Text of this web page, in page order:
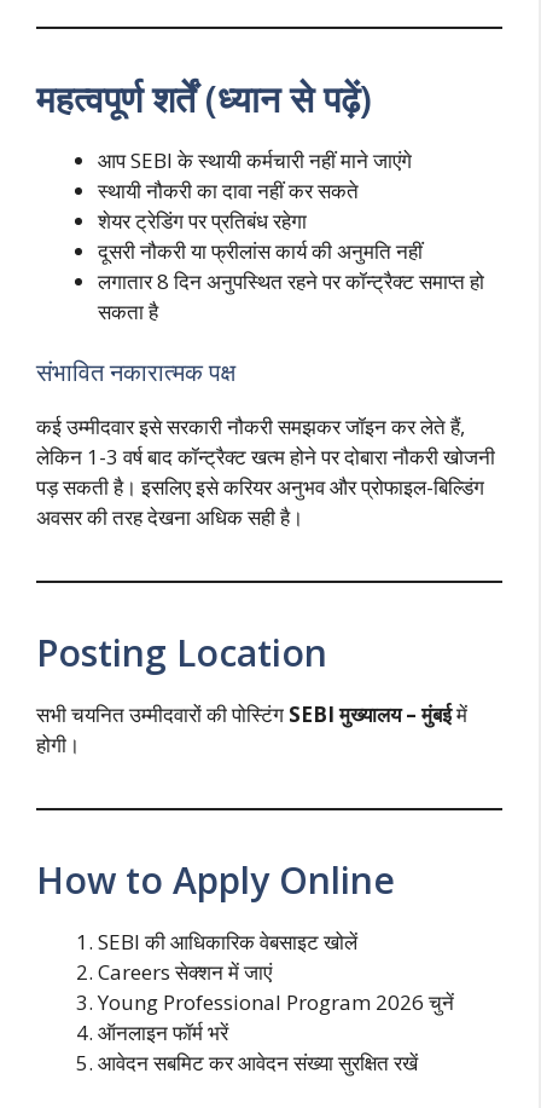
महत्वपूर्ण शर्तें (ध्यान से पढ़ें)
आप SEBI के स्थायी कर्मचारी नहीं माने जाएंगे
स्थायी नौकरी का दावा नहीं कर सकते
शेयर ट्रेडिंग पर प्रतिबंध रहेगा
दूसरी नौकरी या फ्रीलांस कार्य की अनुमति नहीं
लगातार 8 दिन अनुपस्थित रहने पर कॉन्ट्रैक्ट समाप्त हो
सकता है
संभावित नकारात्मक पक्ष
कई उम्मीदवार इसे सरकारी नौकरी समझकर जॉइन कर लेते हैं,
लेकिन 1-3 वर्ष बाद कॉन्ट्रैक्ट खत्म होने पर दोबारा नौकरी खोजनी
पड़ सकती है। इसलिए इसे करियर अनुभव और प्रोफाइल-बिल्डिंग
अवसर की तरह देखना अधिक सही है।
Posting Location
सभी चयनित उम्मीदवारों की पोस्टिंग SEBI मुख्यालय – मुंबईमें
होगी।
How to Apply Online
SEBI की आधिकारिक वेबसाइट खोलें
Careers सेक्शन में जाएं
Young Professional Program 2026 चुनें
ऑनलाइन फॉर्म भरें
आवेदन सबमिट कर आवेदन संख्या सुरक्षित रखें